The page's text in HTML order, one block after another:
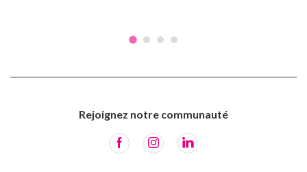
Rejoignez notre communauté